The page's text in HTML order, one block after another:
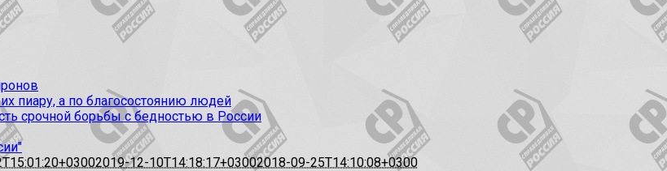
пиару, а по благосостоянию людей
срочной борьбы с бедностью в России
2019-12-10T14:18:17+03002018-09-25T14:10:08+0300